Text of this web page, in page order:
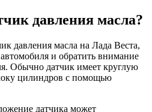
давления масла?
давления масла на Лада Веста,
и обратить внимание
Обычно датчик имеет круглую
цилиндров с помощью
датчика может